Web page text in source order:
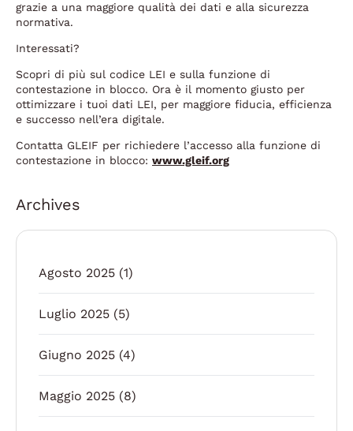
grazie a una maggiore qualità dei dati e alla sicurezza
normativa.
Interessati?
Scopri di più sul codice LEI e sulla funzione di
contestazione in blocco. Ora è il momento giusto per
ottimizzare i tuoi dati LEI, per maggiore fiducia, efficienza
e successo nell’era digitale.
Contatta GLEIF per richiedere l’accesso alla funzione di
contestazione in blocco: www.gleif.org
Archives
Agosto 2025 (1)
Luglio 2025 (5)
Giugno 2025 (4)
Maggio 2025 (8)